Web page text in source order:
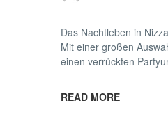
Das Nachtleben in
Mit einer großen
einen verrückten
READ MORE